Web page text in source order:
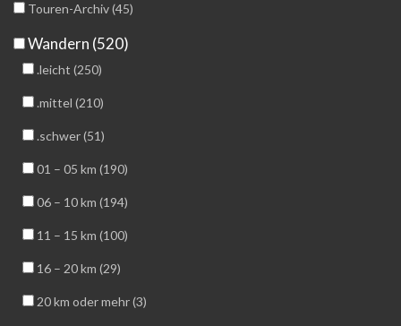
Touren-Archiv (45)
Wandern (520)
.leicht (250)
.mittel (210)
.schwer (51)
01 – 05 km (190)
06 – 10 km (194)
11 – 15 km (100)
16 – 20 km (29)
20 km oder mehr (3)